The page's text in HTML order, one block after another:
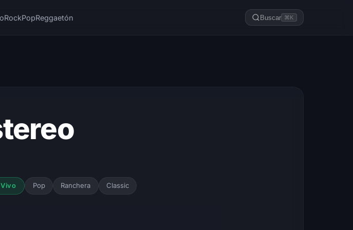
RockPopReggaetón Buscar ⌘K
Vivo Pop Ranchera Classic